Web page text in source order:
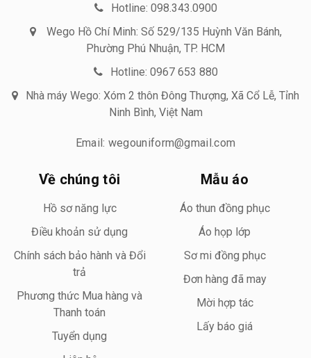
Hotline: 098.343.0900
Wego Hồ Chí Minh: Số 529/135 Huỳnh Văn Bánh,
Phường Phú Nhuận, TP. HCM
Hotline: 0967 653 880
Nhà máy Wego: Xóm 2 thôn Đông Thượng, Xã Cổ Lễ, Tỉnh
Ninh Bình, Việt Nam
Email: wegouniform@gmail.com
Về chúng tôi
Hồ sơ năng lực
Điều khoản sử dụng
Chính sách bảo hành và Đổi
trả
Phương thức Mua hàng và
Thanh toán
Tuyển dụng
Mẫu áo
Áo thun đồng phục
Áo họp lớp
Sơ mi đồng phục
Đơn hàng đã may
Mời hợp tác
Lấy báo giá